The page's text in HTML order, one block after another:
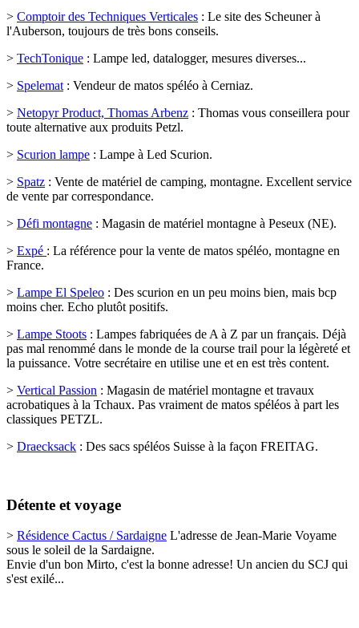
> Comptoir des Techniques Verticales : Le site des Scheuner à
l'Auberson, toujours de très bons conseils.
> TechTonique : Lampe led, datalogger, mesures diverses...
> Spelemat : Vendeur de matos spéléo à Cerniaz.
> Netopyr Product, Thomas Arbenz : Thomas vous conseillera pour
toute alternative aux produits Petzl.
> Scurion lampe : Lampe à Led Scurion.
> Spatz : Vente de matériel de camping, montagne. Excellent service
de vente par correspondance.
> Défi montagne : Magasin de matériel montagne à Peseux (NE).
> Expé : La référence pour la vente de matos spéléo, montagne en
France.
> Lampe El Speleo : Des scurion en un peu moins bien, mais bcp
moins cher. Echo plutôt positifs.
> Lampe Stoots : Lampes fabriquées de A à Z par un français. Déjà
pas mal renommé dans le monde de la course trail pour la légèreté et
la puissance. Votre secrétaire en utilise une et en est très content.
> Vertical Passion : Magasin de matériel montagne et travaux
acrobatiques à la Tchaux. Pas vraiment de matos spéléos à part les
classiques PETZL.
> Draecksack : Des sacs spéléos Suisse à la façon FREITAG.
Détente et voyage
> Résidence Cactus / Sardaigne L'adresse de Jean-Marie Voyame
sous le soleil de la Sardaigne.
Envie d'un bon Mirto, c'est la bonne adresse! Un ancien du SCJ qui
s'est exilé...